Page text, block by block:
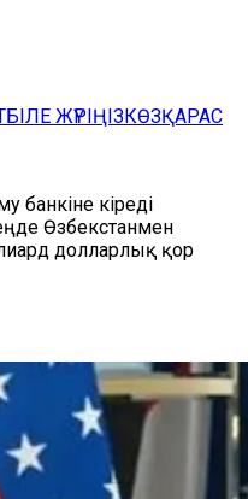
БІЛЕ ЖҮРІҢІЗКӨЗҚАРАС
банкіне кіреді
Өзбекстанмен
долларлық қор